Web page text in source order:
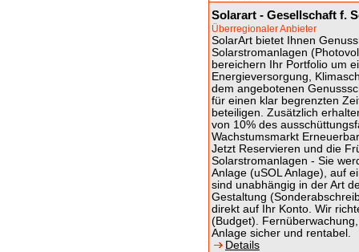
Solarart - Gesellschaft f.
Überregionaler Anbieter
SolarArt bietet Ihnen
Solarstromanlagen
bereichern Ihr Portfolio um
Energieversorgung,
dem angebotenen
für einen klar begrenzten
beteiligen. Zusätzlich
von 10% des
Wachstumsmarkt
Jetzt Reservieren und die
Solarstromanlagen - Sie
Anlage (uSOL Anlage), auf
sind unabhängig in der Art
Gestaltung
direkt auf Ihr Konto. Wir
(Budget).
Anlage sicher und rentabel.
Details